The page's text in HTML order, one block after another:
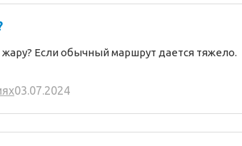
Если обычный маршрут дается тяжело.
03.07.2024